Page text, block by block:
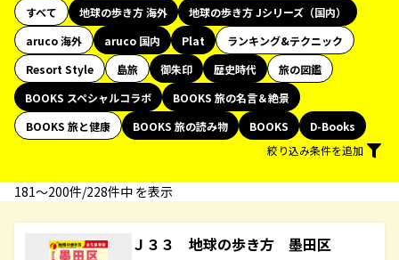
すべて 地球の歩き方 海外
地球の歩き方 Jシリーズ（国内）
aruco 海外
aruco 国内 Plat
ランキング&テクニック
Resort Style
島旅 御朱印 歴史時代
旅の図鑑
BOOKS スペシャルコラボ
BOOKS 旅の名言＆絶景
BOOKS 旅と健康
BOOKS 旅の読み物 BOOKS
D-Books
絞り込み条件を追加
181〜200件/228件中 を表示
Ｊ３３ 地球の歩き方 墨田区